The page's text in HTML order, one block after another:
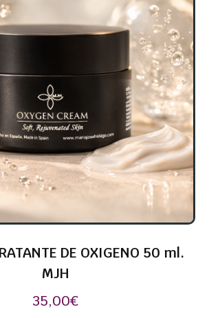
DE OXIGENO 50 ml.
MJH
35,00€